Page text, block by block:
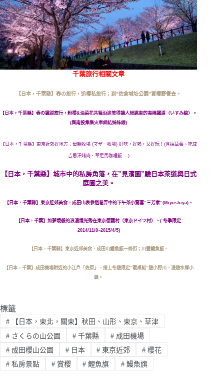
千葉旅行相關文章
【日本，千葉縣】春の旅行，追櫻私旅行；到”佐倉城址公園”賞櫻野餐去。
【日本，千葉縣】春の鐵道旅行，粉櫻&油菜花共舞沿途美得讓人想跳車的夷隅鐵道（いすみ線）。
(與南投集集火車締結姊妹線)
【日本，千葉縣】東京近郊好地方；母親牧場 (マザー牧場) 好吃，好喝，又好玩！(含採草莓、吃成
吉思汗烤肉、草尼馬咖哩飯….)
【日本，千葉縣】城市中的私房角落，在”見濱園”驗日本茶道與日式
庭園之美。
【日本，千葉縣】東京近郊美食，成田山表參道巷弄中的下午茶小驚喜”三芳家”(Miyoshiya)。
【日本，千葉】如夢境般的浪漫燈光秀在東京德國村（東京ドイツ村）。( 冬季限定
2014/11/8~2015/4/5)
【日本，千葉縣】東京近郊美食，成田山鰻魚飯一條街；川豐鰻魚飯。
【日本，千葉】成田機場附近的小江戶「佐原」，搭上冬遊限定”暖桌船”遊小野川，漫遊水鄉小
鎮。
標籤
#【日本，東北，關東】秋田、山形、東京、草津
#さくらの山公園 #千葉縣 # 成田機場
#成田櫻山公園 #日本 # 東京近郊 # 櫻花
#私房景點 #賞櫻 # 鯉魚旗 # 鰻魚旗